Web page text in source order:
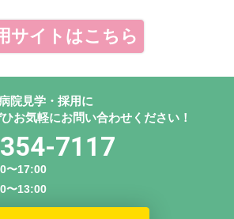
サイトはこちら
院見学・採用に
お気軽にお問い合わせください！
7117
〜17:00
13:00